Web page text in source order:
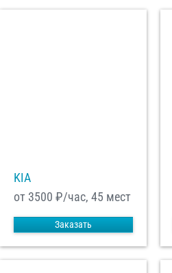
KIA
от 3500 ₽/час, 45 мест
Заказать